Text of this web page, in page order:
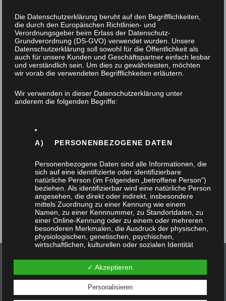
Kleiderschrank mit flächenbündigen Schiebetüren
Auch Kleiderschränke, Einbauschränke , mit und
Die Datenschutzerklärung beruht auf den Begrifflichkeiten,
die durch den Europäischen Richtlinien- und
Verordnungsgeber beim Erlass der Datenschutz-
Grundverordnung (DS-GVO) verwendet wurden. Unsere
Datenschutzerklärung soll sowohl für die Öffentlichkeit als
auch für unsere Kunden und Geschäftspartner einfach lesbar
und verständlich sein. Um dies zu gewährleisten, möchten
wir vorab die verwendeten Begrifflichkeiten erläutern.
Wir verwenden in dieser Datenschutzerklärung unter
anderem die folgenden Begriffe:
A) PERSONENBEZOGENE DATEN
Personenbezogene Daten sind alle Informationen, die
sich auf eine identifizierte oder identifizierbare
natürliche Person (im Folgenden „betroffene Person")
beziehen. Als identifizierbar wird eine natürliche Person
angesehen, die direkt oder indirekt, insbesondere
mittels Zuordnung zu einer Kennung wie einem
Namen, zu einer Kennnummer, zu Standortdaten, zu
einer Online-Kennung oder zu einem oder mehreren
besonderen Merkmalen, die Ausdruck der physischen,
physiologischen, genetischen, psychischen,
wirtschaftlichen, kulturellen oder sozialen Identität
kann.
✓ Akzeptieren
Personalisieren